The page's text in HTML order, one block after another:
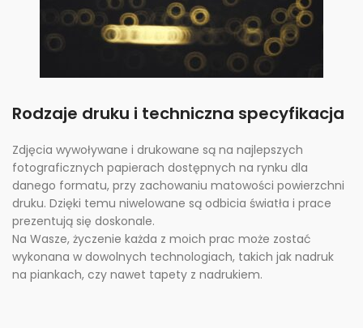
Rodzaje druku i techniczna specyfikacja
Zdjęcia wywoływane i drukowane są na najlepszych
fotograficznych papierach dostępnych na rynku dla
danego formatu, przy zachowaniu matowości powierzchni
druku. Dzięki temu niwelowane są odbicia światła i prace
prezentują się doskonale.
Na Wasze, życzenie każda z moich prac może zostać
wykonana w dowolnych technologiach, takich jak nadruk
na piankach, czy nawet tapety z nadrukiem.